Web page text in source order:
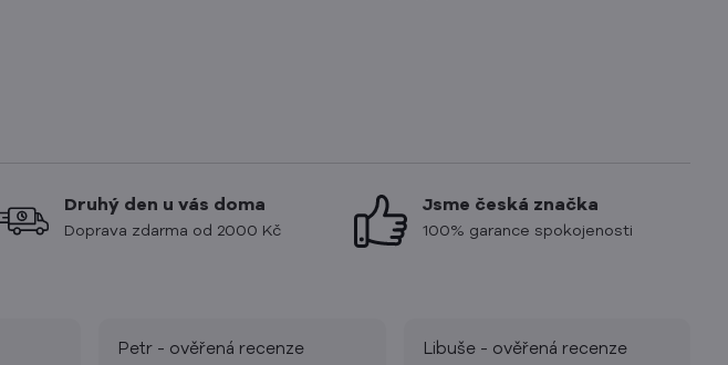
Druhý den u vás doma
Doprava zdarma od 2000 Kč
Jsme česká značka
100% garance spokojenosti
Petr - ověřená recenze Libuše - ověřená recenze